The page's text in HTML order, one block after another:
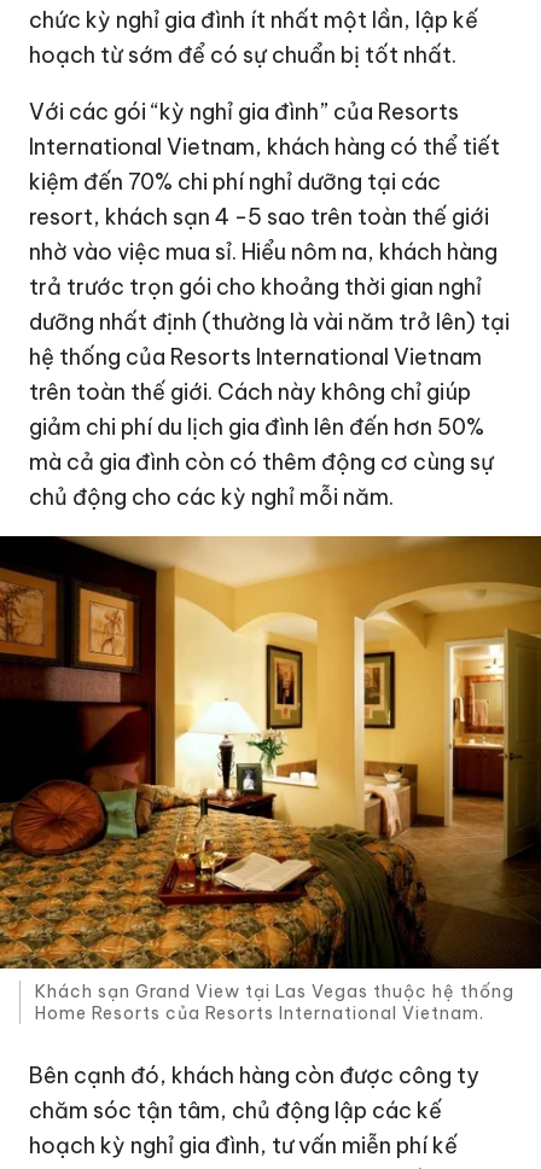
chức kỳ nghỉ gia đình ít nhất một lần, lập kế
hoạch từ sớm để có sự chuẩn bị tốt nhất.
Với các gói “kỳ nghỉ gia đình” của Resorts
International Vietnam, khách hàng có thể tiết
kiệm đến 70% chi phí nghỉ dưỡng tại các
resort, khách sạn 4 -5 sao trên toàn thế giới
nhờ vào việc mua sỉ. Hiểu nôm na, khách hàng
trả trước trọn gói cho khoảng thời gian nghỉ
dưỡng nhất định (thường là vài năm trở lên) tại
hệ thống của Resorts International Vietnam
trên toàn thế giới. Cách này không chỉ giúp
giảm chi phí du lịch gia đình lên đến hơn 50%
mà cả gia đình còn có thêm động cơ cùng sự
chủ động cho các kỳ nghỉ mỗi năm.
Khách sạn Grand View tại Las Vegas thuộc hệ thống
Home Resorts của Resorts International Vietnam.
Bên cạnh đó, khách hàng còn được công ty
chăm sóc tận tâm, chủ động lập các kế
hoạch kỳ nghỉ gia đình, tư vấn miễn phí kế